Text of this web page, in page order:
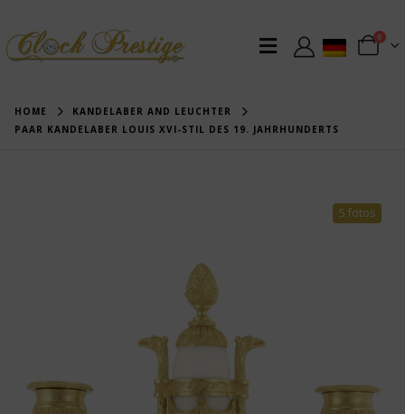
0
HOME
KANDELABER AND LEUCHTER
PAAR KANDELABER LOUIS XVI-STIL DES 19. JAHRHUNDERTS
5 fotos